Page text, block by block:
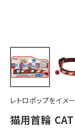
レトロポップをイメ
猫用首輪